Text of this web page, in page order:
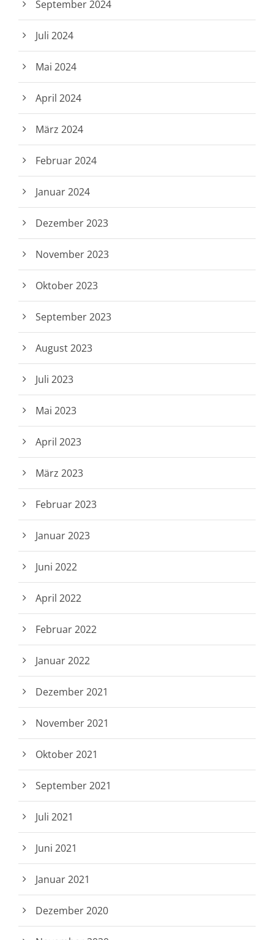
September 2024
Juli 2024
Mai 2024
April 2024
März 2024
Februar 2024
Januar 2024
Dezember 2023
November 2023
Oktober 2023
September 2023
August 2023
Juli 2023
Mai 2023
April 2023
März 2023
Februar 2023
Januar 2023
Juni 2022
April 2022
Februar 2022
Januar 2022
Dezember 2021
November 2021
Oktober 2021
September 2021
Juli 2021
Juni 2021
Januar 2021
Dezember 2020